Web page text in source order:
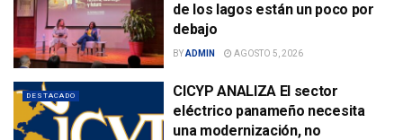
de los lagos están un poco por
debajo
BYADMIN AGOSTO 5, 2026
DESTACADO
CICYP ANALIZA El sector
eléctrico panameño necesita
una modernización, no